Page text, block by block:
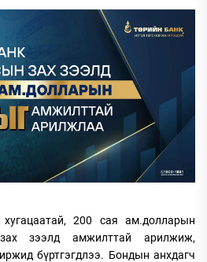
200 сая ам.долларын
зээлд амжилттай арилжиж,
бүртгэгдлээ. Бондын анхдагч